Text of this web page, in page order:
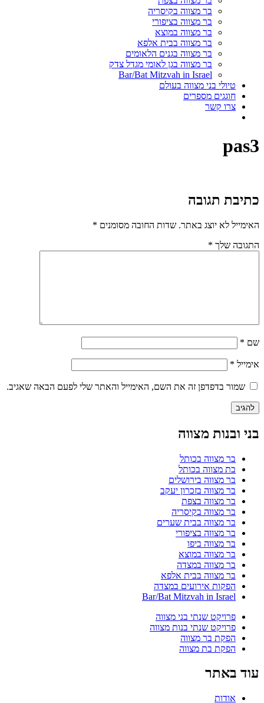
בר מצווה בקיסריה
בר מצווה בציפורי
בר מצווה במוצא
בר מצווה בבית אלפא
בר מצווה בגנים הלאומים
בר מצווה בגן לאומי מגדל צדק
Bar/Bat Mitzvah in Israel
טיולי בני מצווה בעולם
חוגגים מספרים
צרו קשר
pas3
כתיבת תגובה
האימייל לא יוצג באתר. שדות החובה מסומנים *
התגובה שלך *
שם *
אימייל *
שמור בדפדפן זה את השם, האימייל והאתר שלי לפעם הבאה שאגיב.
בני ובנות מצווה
בר מצווה בכותל
בת מצווה בכותל
בר מצווה בירושלים
בר מצווה בזכרון יעקב
בר מצווה בצפת
בר מצווה בקיסריה
בר מצווה בבית שערים
בר מצווה בציפורי
בר מצווה ביפו
בר מצווה במוצא
בר מצווה במצדה
בר מצווה בבית אלפא
הפקות אירועים במצדה
Bar/Bat Mitzvah in Israel
פרויקט שנתי בני מצווה
פרויקט שנתי בנות מצווה
הפקת בר מצווה
הפקת בת מצווה
עוד באתר
אודות